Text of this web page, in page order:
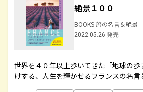
絶景１００
BOOKS 旅の名言＆絶景
2022.05.26 発売
世界を４０年以上歩いてきた「地球の
けする、人生を輝かせるフランスの名